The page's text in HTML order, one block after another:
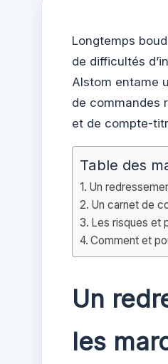
Longtemps
de difficultés
Alstom entame
de commandes
et de compte-
Table des
Un
Un carnet de
Les risques et
Comment et
Un
les